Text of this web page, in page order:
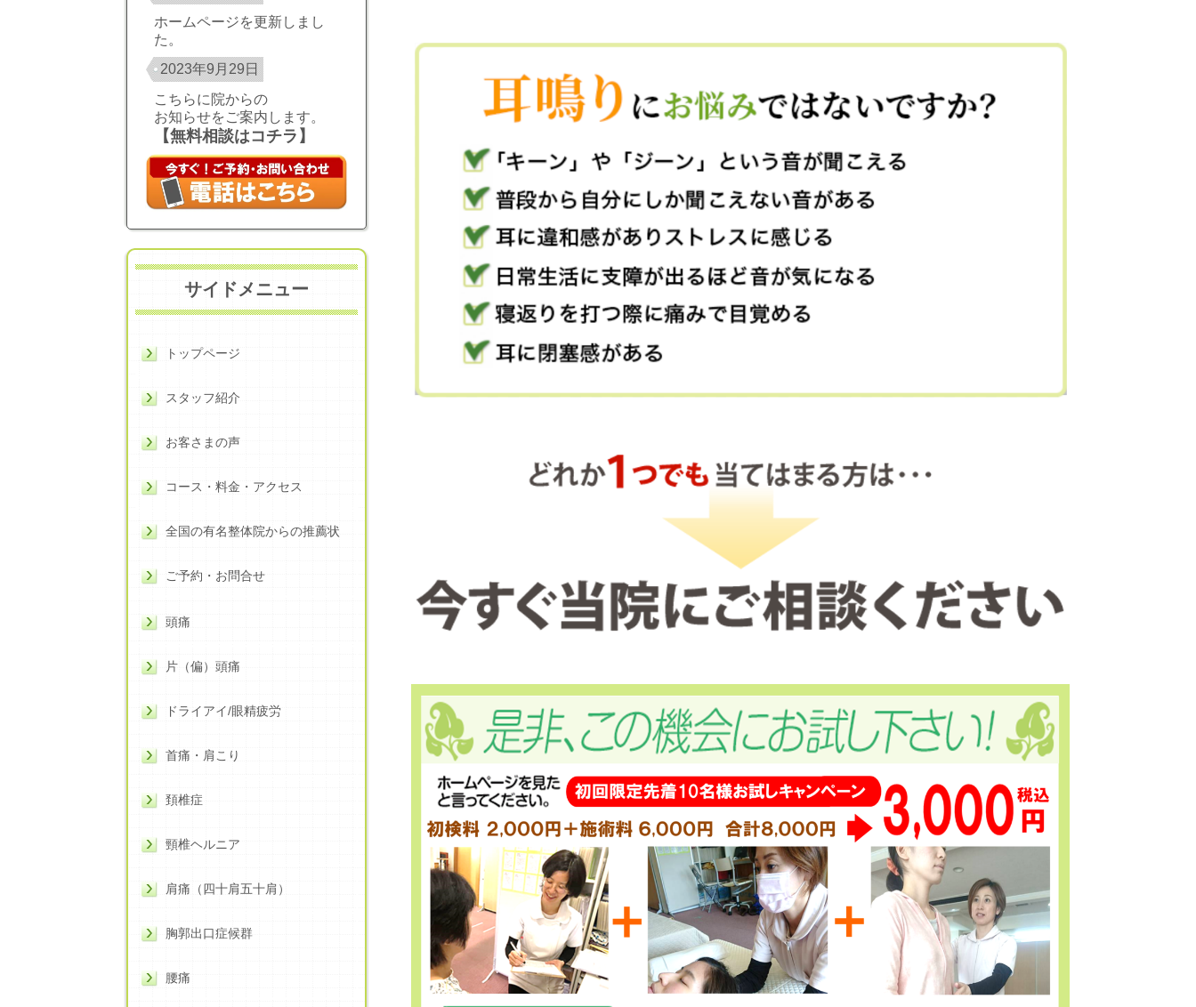
ホームページを更新しまし
た。
2023年9月29日
こちらに院からの
お知らせをご案内します。
【無料相談はコチラ】
サイドメニュー
トップページ
スタッフ紹介
お客さまの声
コース・料金・アクセス
全国の有名整体院からの推薦状
ご予約・お問合せ
頭痛
片（偏）頭痛
ドライアイ/眼精疲労
首痛・肩こり
頚椎症
頸椎ヘルニア
肩痛（四十肩五十肩）
胸郭出口症候群
腰痛